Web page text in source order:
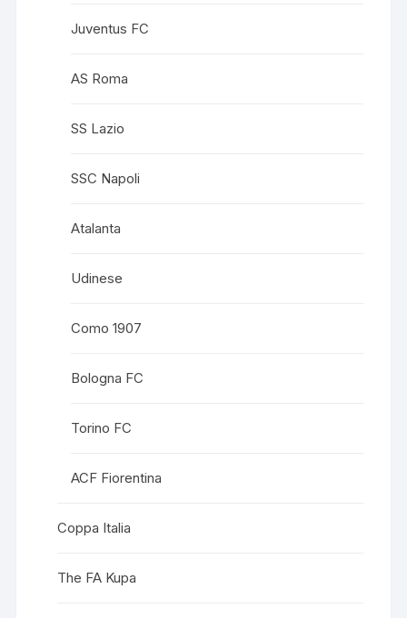
Juventus FC
AS Roma
SS Lazio
SSC Napoli
Atalanta
Udinese
Como 1907
Bologna FC
Torino FC
ACF Fiorentina
Coppa Italia
The FA Kupa